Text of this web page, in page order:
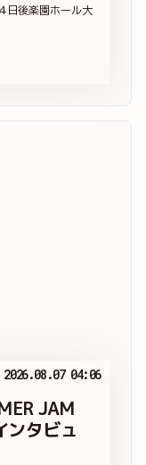
日後楽園ホール大
2026.08.07 04:06
JAM
ンタビュ